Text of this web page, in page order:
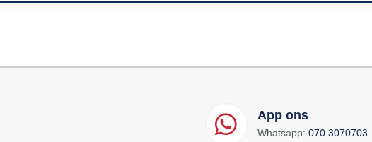
App ons
Whatsapp: 070 3070703